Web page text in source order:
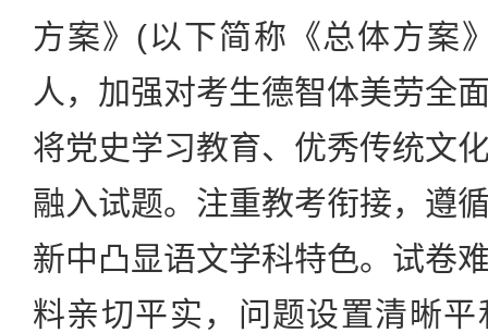
方案》(以下简称《总体方案
人，加强对考生德智体美劳全
将党史学习教育、优秀传统文
融入试题。注重教考衔接，遵
新中凸显语文学科特色。试卷
料亲切平实，问题设置清晰